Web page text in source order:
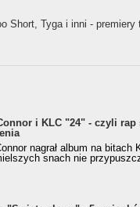
Short, Tyga i inni - premiery
i KLC "24" - czyli rap
nagrał album na bitach
snach nie